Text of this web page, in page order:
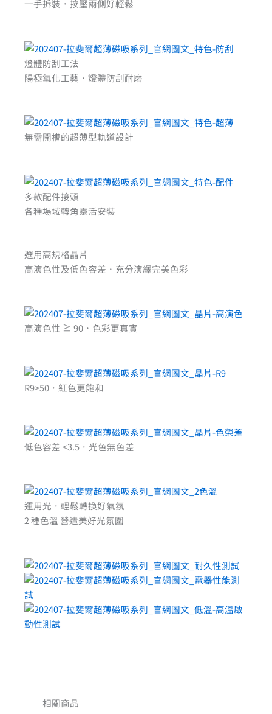
一手拆裝．按壓兩側好輕鬆
燈體防刮工法
陽極氧化工藝．燈體防刮耐磨
無需開槽的超薄型軌道設計
多款配件接頭
各種場域轉角靈活安裝
選用高規格晶片
高演色性及低色容差．充分演繹完美色彩
高演色性 ≧ 90．色彩更真實
R9>50．紅色更飽和
低色容差 <3.5．光色無色差
運用光．輕鬆轉換好氣氛
2 種色溫 營造美好光氛圍
相關商品